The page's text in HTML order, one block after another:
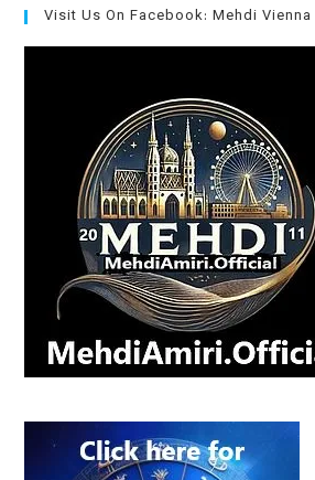
Visit Us On Facebook: Mehdi